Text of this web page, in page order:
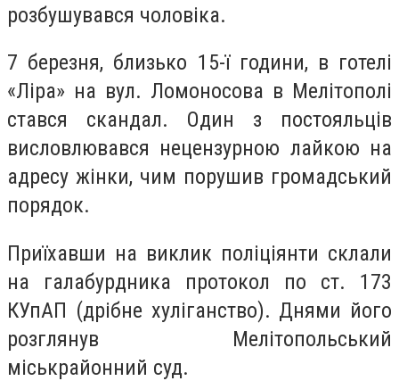
розбушувався чоловіка.
7 березня, близько 15-ї години, в готелі
«Ліра» на вул. Ломоносова в Мелітополі
стався скандал. Один з постояльців
висловлювався нецензурною лайкою на
адресу жінки, чим порушив громадський
порядок.
Приїхавши на виклик поліціянти склали
на галабурдника протокол по ст. 173
КУпАП (дрібне хуліганство). Днями його
розглянув Мелітопольський
міськрайонний суд.